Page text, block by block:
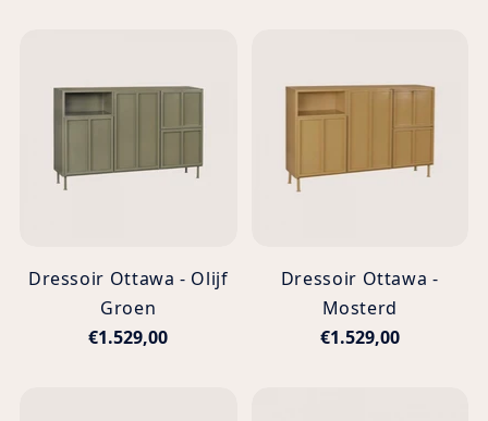
Dressoir Ottawa - Olijf
Groen
€1.529,00
Dressoir Ottawa -
Mosterd
€1.529,00